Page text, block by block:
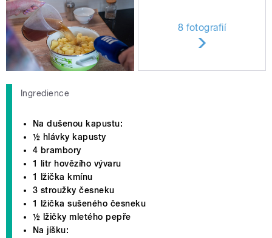
8 fotografií
Ingredience
Na dušenou kapustu:
½ hlávky kapusty
4 brambory
1 litr hovězího vývaru
1 lžička kmínu
3 stroužky česneku
1 lžička sušeného česneku
½ lžičky mletého pepře
Na jíšku: